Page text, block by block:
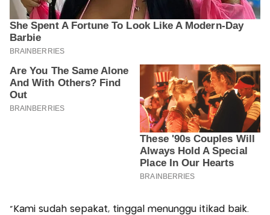
"Kami sudah sepakat, tinggal menunggu itikad baik.